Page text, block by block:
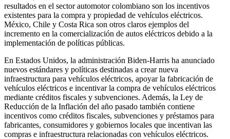
resultados en el sector automotor colombiano son los incentivos
existentes para la compra y propiedad de vehículos eléctricos.
México, Chile y Costa Rica son otros claros ejemplos del
incremento en la comercialización de autos eléctricos debido a la
implementación de políticas públicas.
En Estados Unidos, la administración Biden-Harris ha anunciado
nuevos estándares y políticas destinadas a crear nueva
infraestructura para vehículos eléctricos, apoyar la fabricación de
vehículos eléctricos e incentivar la compra de vehículos eléctricos
mediante créditos fiscales y subvenciones. Además, la Ley de
Reducción de la Inflación del año pasado también contiene
incentivos como créditos fiscales, subvenciones y préstamos para
fabricantes, consumidores y gobiernos locales que incentivan las
compras e infraestructura relacionadas con vehículos eléctricos.